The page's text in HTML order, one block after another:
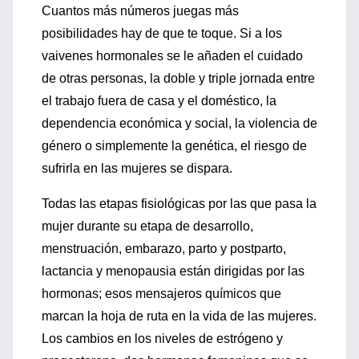
Cuantos más números juegas más
posibilidades hay de que te toque. Si a los
vaivenes hormonales se le añaden el cuidado
de otras personas, la doble y triple jornada entre
el trabajo fuera de casa y el doméstico, la
dependencia económica y social, la violencia de
género o simplemente la genética, el riesgo de
sufrirla en las mujeres se dispara.
Todas las etapas fisiológicas por las que pasa la
mujer durante su etapa de desarrollo,
menstruación, embarazo, parto y postparto,
lactancia y menopausia están dirigidas por las
hormonas; esos mensajeros químicos que
marcan la hoja de ruta en la vida de las mujeres.
Los cambios en los niveles de estrógeno y